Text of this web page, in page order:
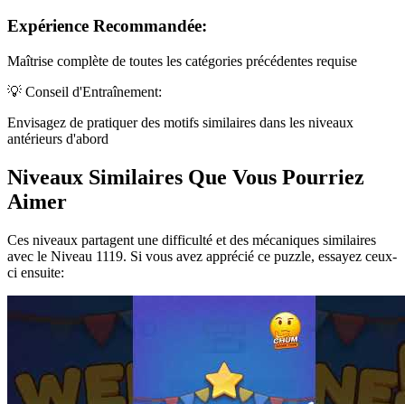
Expérience Recommandée:
Maîtrise complète de toutes les catégories précédentes requise
💡 Conseil d'Entraînement:
Envisagez de pratiquer des motifs similaires dans les niveaux
antérieurs d'abord
Niveaux Similaires Que Vous Pourriez
Aimer
Ces niveaux partagent une difficulté et des mécaniques similaires
avec le Niveau 1119. Si vous avez apprécié ce puzzle, essayez ceux-
ci ensuite: